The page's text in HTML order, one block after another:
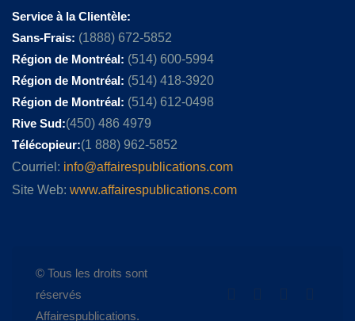
Service à la Clientèle:
Sans-Frais: (1888) 672-5852
Région de Montréal: (514) 600-5994
Région de Montréal: (514) 418-3920
Région de Montréal: (514) 612-0498
Rive Sud:(450) 486 4979
Télécopieur:(1 888) 962-5852
Courriel: info@affairespublications.com
Site Web: www.affairespublications.com
© Tous les droits sont
réservés
Affairespublications.